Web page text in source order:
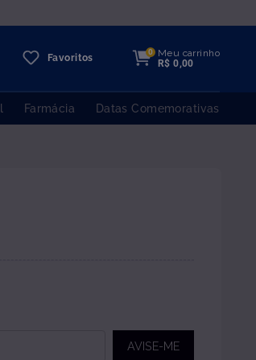
Favoritos
0
Meu carrinho
R$ 0,00
Farmácia Datas Comemorativas
AVISE-ME